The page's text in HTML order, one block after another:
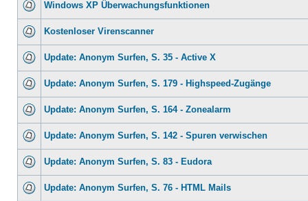
Windows XP Überwachungsfunktionen
Kostenloser Virenscanner
Update: Anonym Surfen, S. 35 - Active X
Update: Anonym Surfen, S. 179 - Highspeed-Zugänge
Update: Anonym Surfen, S. 164 - Zonealarm
Update: Anonym Surfen, S. 142 - Spuren verwischen
Update: Anonym Surfen, S. 83 - Eudora
Update: Anonym Surfen, S. 76 - HTML Mails